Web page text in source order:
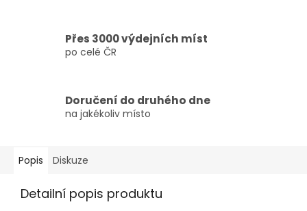
Přes 3000 výdejních míst
po celé ČR
Doručení do druhého dne
na jakékoliv místo
Popis Diskuze
Detailní popis produktu